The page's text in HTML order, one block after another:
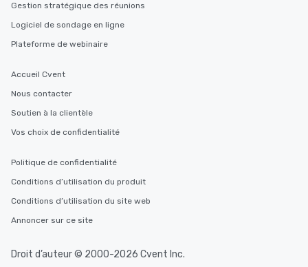
Gestion stratégique des réunions
Logiciel de sondage en ligne
Plateforme de webinaire
Accueil Cvent
Nous contacter
Soutien à la clientèle
Vos choix de confidentialité
Politique de confidentialité
Conditions d’utilisation du produit
Conditions d’utilisation du site web
Annoncer sur ce site
Droit d’auteur © 2000-2026 Cvent Inc.